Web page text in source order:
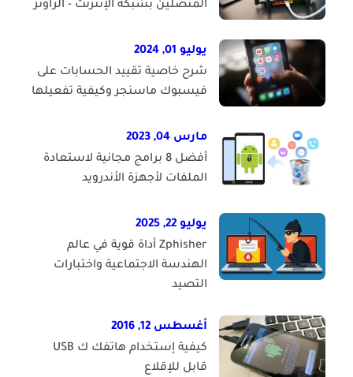
المتصلين بشبكة الإنترنت - الراوتر
يوليو 01, 2024
شرح خاصية تقييد الحسابات على
فيسبوك ماسنجر وكيفية تفعيلها
مارس 04, 2023
أفضل 8 برامج مجانية لاستعادة
الملفات لأجهزة الأندرويد
يوليو 22, 2025
Zphisher أداة قوية في عالم
الهندسة الاجتماعية واختبارات
التصيد
أغسطس 12, 2016
كيفية إستخدام هاتفك ك USB
قابل للإقلاع